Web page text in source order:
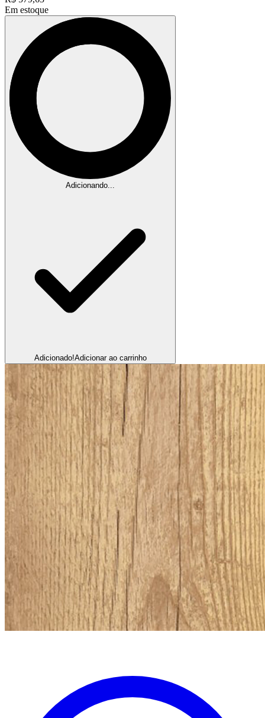
Em estoque
Adicionando...
Adicionado!Adicionar ao carrinho